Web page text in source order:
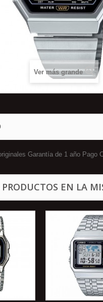
Ver más grande
Garantía de 1 año Pago
PRODUCTOS EN LA